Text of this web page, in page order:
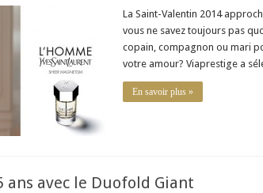
cadeaux
Saint-
Valentin
2014
pour
Homme
La Saint-Valentin 2014
vous ne savez toujours pas
copain, compagnon ou mari
votre amour? Viaprestige a
En savoir plus »
ans avec le Duofold Giant